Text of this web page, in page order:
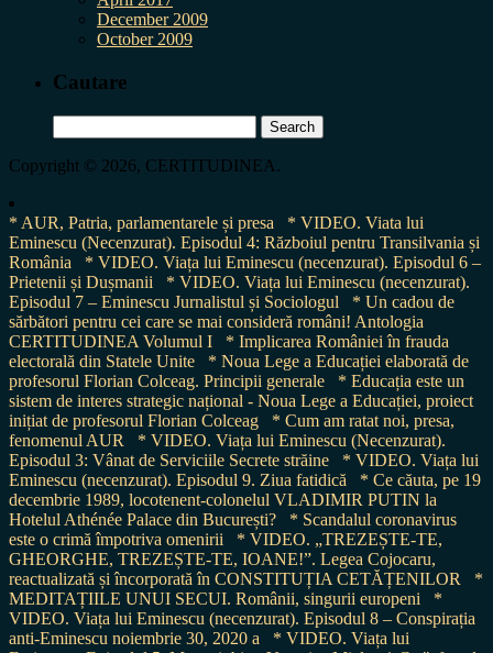
December 2009
October 2009
Cautare
for:
Copyright © 2026, CERTITUDINEA.
* AUR, Patria, parlamentarele și presa
* VIDEO. Viata lui
Eminescu (Necenzurat). Episodul 4: Războiul pentru Transilvania și
România
* VIDEO. Viața lui Eminescu (necenzurat). Episodul 6 –
Prietenii și Dușmanii
* VIDEO. Viața lui Eminescu (necenzurat).
Episodul 7 – Eminescu Jurnalistul și Sociologul
* Un cadou de
sărbători pentru cei care se mai consideră români! Antologia
CERTITUDINEA Volumul I
* Implicarea României în frauda
electorală din Statele Unite
* Noua Lege a Educației elaborată de
profesorul Florian Colceag. Principii generale
* Educația este un
sistem de interes strategic național - Noua Lege a Educației, proiect
inițiat de profesorul Florian Colceag
* Cum am ratat noi, presa,
fenomenul AUR
* VIDEO. Viața lui Eminescu (Necenzurat).
Episodul 3: Vânat de Serviciile Secrete străine
* VIDEO. Viața lui
Eminescu (necenzurat). Episodul 9. Ziua fatidică
* Ce căuta, pe 19
decembrie 1989, locotenent-colonelul VLADIMIR PUTIN la
Hotelul Athénée Palace din București?
* Scandalul coronavirus
este o crimă împotriva omenirii
* VIDEO. „TREZEȘTE-TE,
GHEORGHE, TREZEȘTE-TE, IOANE!”. Legea Cojocaru,
reactualizată și încorporată în CONSTITUȚIA CETĂȚENILOR
*
MEDITAȚIILE UNUI SECUI. Românii, singurii europeni
*
VIDEO. Viața lui Eminescu (necenzurat). Episodul 8 – Conspirația
anti-Eminescu noiembrie 30, 2020 a
* VIDEO. Viața lui